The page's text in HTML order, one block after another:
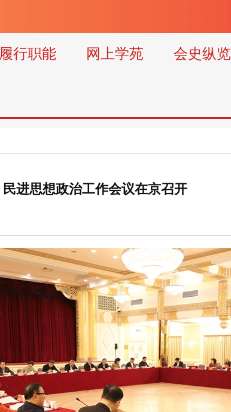
履行职能 网上学苑 会史纵览
民进思想政治工作会议在京召开